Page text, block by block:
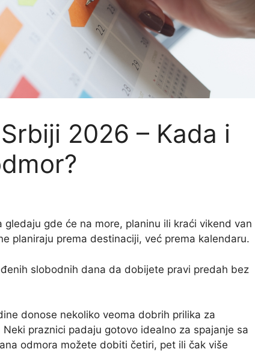
2026 – Kada i
gde će na more, planinu ili kraći vikend van
planiraju prema destinaciji, već prema kalendaru.
slobodnih dana da dobijete pravi predah bez
donose nekoliko veoma dobrih prilika za
praznici padaju gotovo idealno za spajanje sa
odmora možete dobiti četiri, pet ili čak više